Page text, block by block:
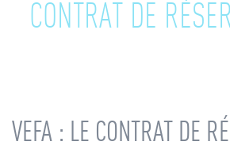
CONTRAT DE
VEFA : LE CONTRAT DE